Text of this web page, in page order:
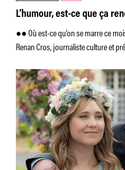
L’humour, est-ce que ça
●● Où est-ce qu’on se marre ce
Renan Cros, journaliste culture et